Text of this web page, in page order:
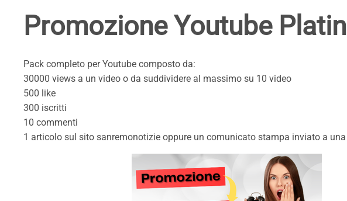
Promozione Youtube
Pack completo per Youtube composto da:
30000 views a un video o da suddividere al massimo su 10 video
500 like
300 iscritti
10 commenti
1 articolo sul sito sanremonotizie oppure un comunicato stampa inviato a